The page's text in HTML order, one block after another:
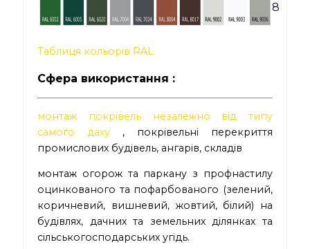
0,35-0,8
Таблиця кольорів RAL
Сфера використання :
монтаж покрівель незалежно від типу
самого даху , покрівельні перекриття
промислових будівель, ангарів, складів
монтаж огорож та паркану з профнастилу
оцинкованого та пофарбованого (зелений,
коричневий, вишневий, жовтий, білий) на
будівлях, дачних та земельних ділянках та
сільськогосподарських угідь.